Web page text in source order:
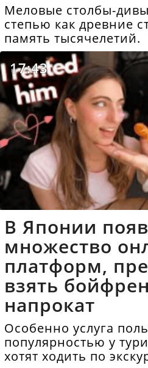
Меловые столбы-
степью как древние
память тысячелетий.
17:43
В Японии
множество
платформ,
взять
напрокат
Особенно услуга
популярностью у
хотят ходить по